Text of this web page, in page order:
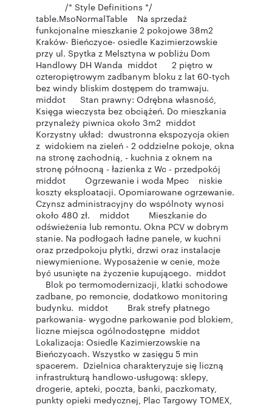
/* Style Definitions */
table.MsoNormalTable Na sprzedaż
funkcjonalne mieszkanie 2 pokojowe 38m2
Kraków- Bieńczyce- osiedle Kazimierzowskie
przy ul. Spytka z Melsztyna w pobliżu Dom
Handlowy DH Wanda middot 2 piętro w
czteropiętrowym zadbanym bloku z lat 60-tych
bez windy bliskim dostępem do tramwaju.
middot Stan prawny: Odrębna własność,
Księga wieczysta bez obciążeń. Do mieszkania
przynależy piwnica około 3m2 middot
Korzystny układ: dwustronna ekspozycja okien
z widokiem na zieleń - 2 oddzielne pokoje, okna
na stronę zachodnią, - kuchnia z oknem na
stronę północną - łazienka z Wc - przedpokój
middot Ogrzewanie i woda Mpec niskie
koszty eksploatacji. Opomiarowane ogrzewanie.
Czynsz administracyjny do wspólnoty wynosi
około 480 zł. middot Mieszkanie do
odświeżenia lub remontu. Okna PCV w dobrym
stanie. Na podłogach ładne panele, w kuchni
oraz przedpokoju płytki, drzwi oraz instalacje
niewymienione. Wyposażenie w cenie, może
być usunięte na życzenie kupującego. middot
Blok po termomodernizacji, klatki schodowe
zadbane, po remoncie, dodatkowo monitoring
budynku. middot Brak strefy płatnego
parkowania- wygodne parkowanie pod blokiem,
liczne miejsca ogólnodostępne middot
Lokalizacja: Osiedle Kazimierzowskie na
Bieńczycach. Wszystko w zasięgu 5 min
spacerem. Dzielnica charakteryzuje się liczną
infrastrukturą handlowo-usługową: sklepy,
drogerie, apteki, poczta, banki, paczkomaty,
punkty opieki medycznej, Plac Targowy TOMEX,